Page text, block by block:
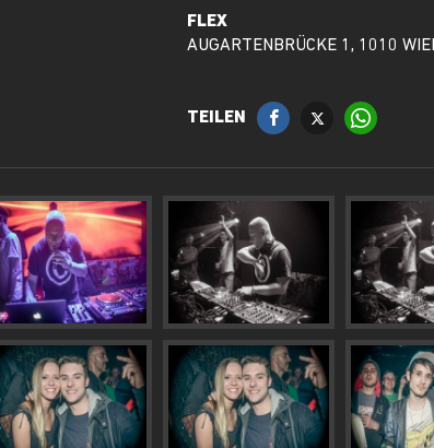
FLEX
AUGARTENBRÜCKE 1, 1010
TEILEN